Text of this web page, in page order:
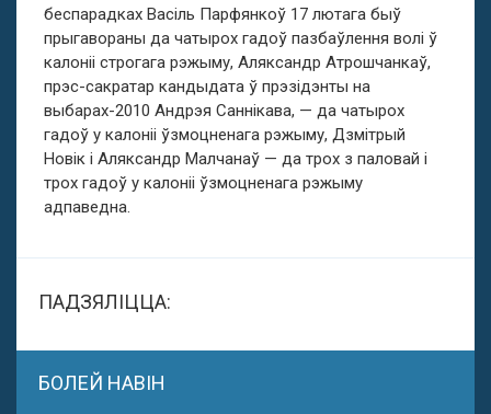
беспарадках Васіль Парфянкоў 17 лютага быў
прыгавораны да чатырох гадоў пазбаўлення волі ў
калоніі строгага рэжыму, Аляксандр Атрошчанкаў,
прэс-сакратар кандыдата ў прэзідэнты на
выбарах-2010 Андрэя Саннікава, — да чатырох
гадоў у калоніі ўзмоцненага рэжыму, Дзмітрый
Новік і Аляксандр Малчанаў — да трох з паловай і
трох гадоў у калоніі ўзмоцненага рэжыму
адпаведна.
ПАДЗЯЛІЦЦА:
БОЛЕЙ НАВІН